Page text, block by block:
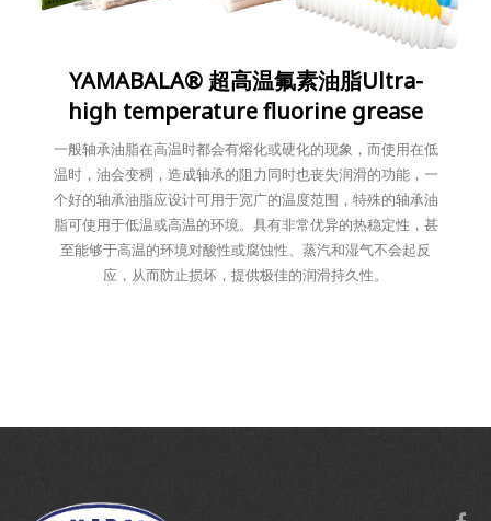
YAMABALA® 超高温氟素油脂Ultra-
high temperature fluorine grease
一般轴承油脂在高温时都会有熔化或硬化的现象，而使用在低
温时，油会变稠，造成轴承的阻力同时也丧失润滑的功能，一
个好的轴承油脂应设计可用于宽广的温度范围，特殊的轴承油
脂可使用于低温或高温的环境。具有非常优异的热稳定性，甚
至能够于高温的环境对酸性或腐蚀性、蒸汽和湿气不会起反
应，从而防止损坏，提供极佳的润滑持久性。